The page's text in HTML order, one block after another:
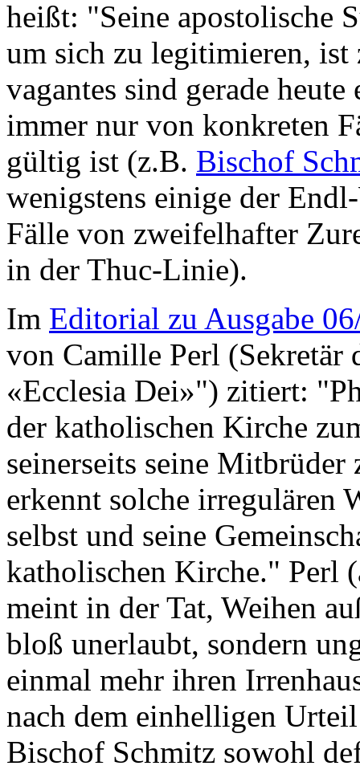
heißt: "Seine apostolische
um sich zu legitimieren,
vagantes sind gerade
immer nur von konkreten
gültig ist (z.B. Bischof
wenigstens einige der
Fälle von zweifelhafter
in der Thuc-Linie).
Im Editorial zu Ausgabe
von Camille Perl
«Ecclesia Dei»") zitiert:
der katholischen Kirche
seinerseits seine
erkennt solche irregulären
selbst und seine
katholischen Kirche." Perl
meint in der Tat, Weihen
bloß unerlaubt, sondern
einmal mehr ihren
nach dem einhelligen
Bischof Schmitz sowohl